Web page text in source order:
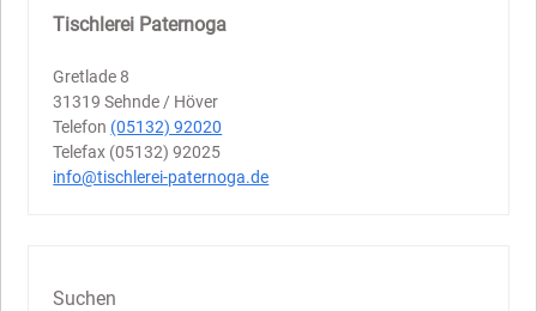
Tischlerei Paternoga
Gretlade 8
31319 Sehnde / Höver
Telefon (05132) 92020
Telefax (05132) 92025
info@tischlerei-paternoga.de
Suchen